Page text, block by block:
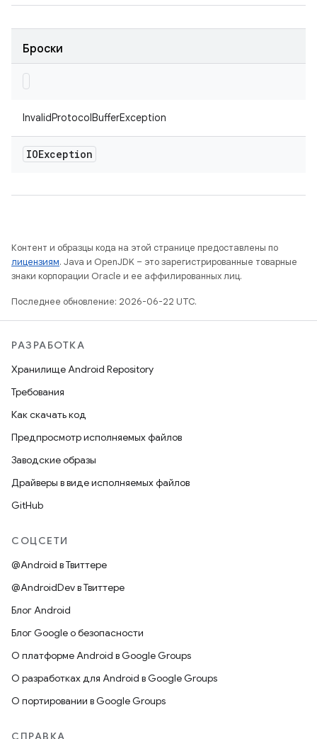
Броски
InvalidProtocolBufferException
IOException
Контент и образцы кода на этой странице предоставлены по
лицензиям. Java и OpenJDK – это зарегистрированные товарные
знаки корпорации Oracle и ее аффилированных лиц.
Последнее обновление: 2026-06-22 UTC.
РАЗРАБОТКА
Хранилище Android Repository
Требования
Как скачать код
Предпросмотр исполняемых файлов
Заводские образы
Драйверы в виде исполняемых файлов
GitHub
СОЦСЕТИ
@Android в Твиттере
@AndroidDev в Твиттере
Блог Android
Блог Google о безопасности
О платформе Android в Google Groups
О разработках для Android в Google Groups
О портировании в Google Groups
СПРАВКА